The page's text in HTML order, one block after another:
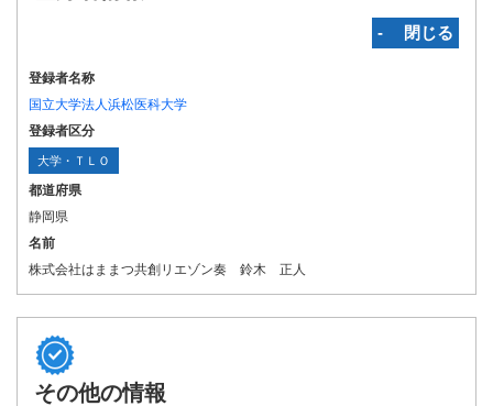
‐ 閉じる
登録者名称
国立大学法人浜松医科大学
登録者区分
大学・ＴＬＯ
都道府県
静岡県
名前
株式会社はままつ共創リエゾン奏 鈴木 正人
その他の情報